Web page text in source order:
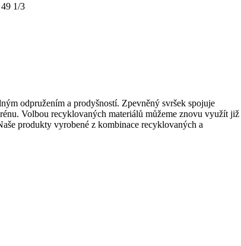
49 1/3
odpružením a prodyšností. Zpevněný svršek spojuje
Volbou recyklovaných materiálů můžeme znovu využít již
produkty vyrobené z kombinace recyklovaných a